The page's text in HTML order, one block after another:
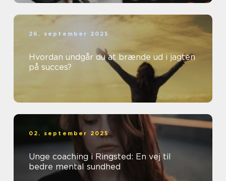
26. september 2025
Hvordan undgår du at brænde ud i jagten
på succes?
02. september 2025
Unge coaching i Ringsted: En vej til
bedre mental sundhed